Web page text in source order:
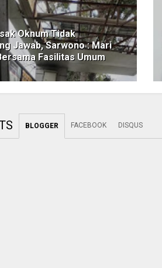
Oknum Tidak
Jawab, Sarwono : Mari
Fasilitas Umum
BLOGGER FACEBOOK DISQUS